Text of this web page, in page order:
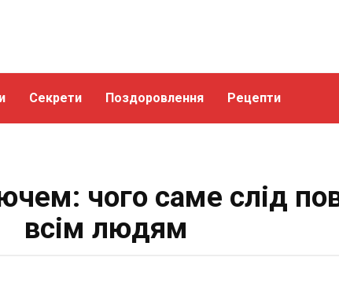
Секрети Поздоровлення Рецепти
чого саме слід
всім людям